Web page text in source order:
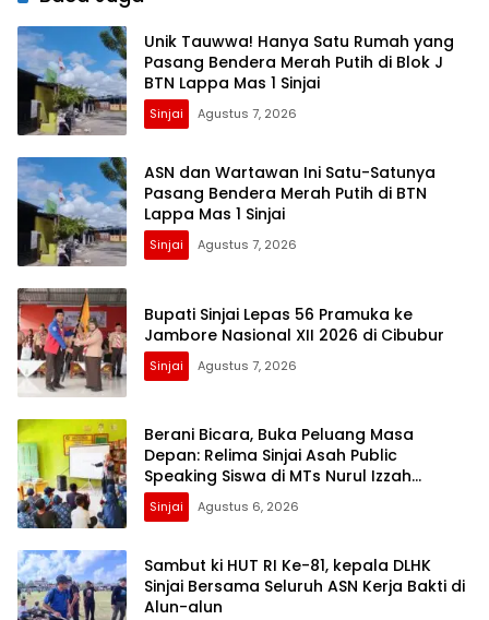
Unik Tauwwa! Hanya Satu Rumah yang
Pasang Bendera Merah Putih di Blok J
BTN Lappa Mas 1 Sinjai
Sinjai Agustus 7, 2026
ASN dan Wartawan Ini Satu-Satunya
Pasang Bendera Merah Putih di BTN
Lappa Mas 1 Sinjai
Sinjai Agustus 7, 2026
Bupati Sinjai Lepas 56 Pramuka ke
Jambore Nasional XII 2026 di Cibubur
Sinjai Agustus 7, 2026
Berani Bicara, Buka Peluang Masa
Depan: Relima Sinjai Asah Public
Speaking Siswa di MTs Nurul Izzah
Kalamisu
Sinjai Agustus 6, 2026
Sambut ki HUT RI Ke-81, kepala DLHK
Sinjai Bersama Seluruh ASN Kerja Bakti di
Alun-alun